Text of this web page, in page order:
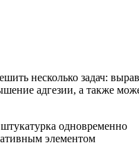
несколько задач:
адгезии, а также
одновременно
элементом